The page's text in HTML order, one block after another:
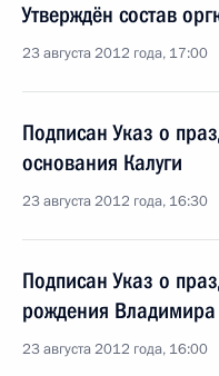
Утверждён состав
23 августа 2012 года, 17:00
Подписан Указ о
основания Калуги
23 августа 2012 года, 16:30
Подписан Указ о
рождения Владимира
23 августа 2012 года, 16:00